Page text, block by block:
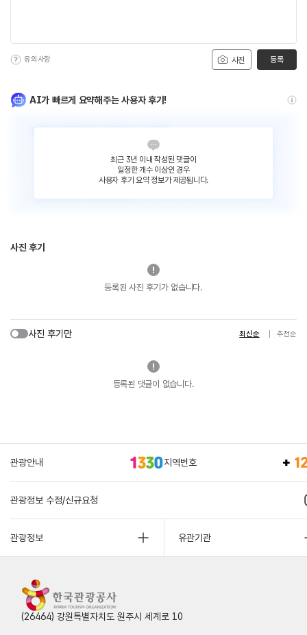
사진
유의사항 등록
AI가 빠르게 요약해주는 사용자 후기!
최근 3년 이내 작성된 댓글이
일정한 개수 이상인 경우
사용자 후기 요약 정보가 제공됩니다.
사진 후기
등록된 사진 후기가 없습니다.
사진 후기만 최신순 추천순
등록된 댓글이 없습니다.
관광안내 지역번호
관광정보 수정/신규요청
관광정보 유관기관
(26464) 강원특별자치도 원주시 세계로 10